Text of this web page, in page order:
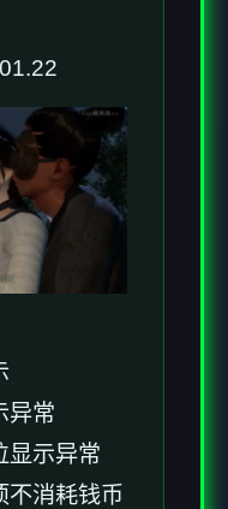
异常
显示异常
不消耗钱币